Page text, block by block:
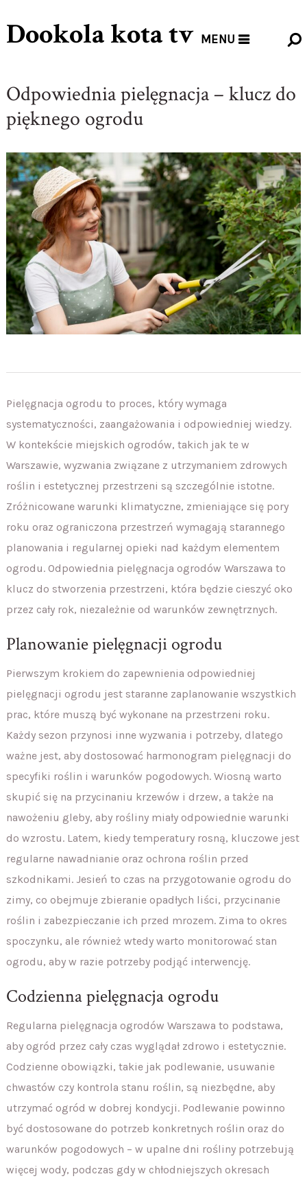
Dookola kota tv MENU
Odpowiednia pielęgnacja – klucz do
pięknego ogrodu
Pielęgnacja ogrodu to proces, który wymaga
systematyczności, zaangażowania i odpowiedniej wiedzy.
W kontekście miejskich ogrodów, takich jak te w
Warszawie, wyzwania związane z utrzymaniem zdrowych
roślin i estetycznej przestrzeni są szczególnie istotne.
Zróżnicowane warunki klimatyczne, zmieniające się pory
roku oraz ograniczona przestrzeń wymagają starannego
planowania i regularnej opieki nad każdym elementem
ogrodu. Odpowiednia pielęgnacja ogrodów Warszawa to
klucz do stworzenia przestrzeni, która będzie cieszyć oko
przez cały rok, niezależnie od warunków zewnętrznych.
Planowanie pielęgnacji ogrodu
Pierwszym krokiem do zapewnienia odpowiedniej
pielęgnacji ogrodu jest staranne zaplanowanie wszystkich
prac, które muszą być wykonane na przestrzeni roku.
Każdy sezon przynosi inne wyzwania i potrzeby, dlatego
ważne jest, aby dostosować harmonogram pielęgnacji do
specyfiki roślin i warunków pogodowych. Wiosną warto
skupić się na przycinaniu krzewów i drzew, a także na
nawożeniu gleby, aby rośliny miały odpowiednie warunki
do wzrostu. Latem, kiedy temperatury rosną, kluczowe jest
regularne nawadnianie oraz ochrona roślin przed
szkodnikami. Jesień to czas na przygotowanie ogrodu do
zimy, co obejmuje zbieranie opadłych liści, przycinanie
roślin i zabezpieczanie ich przed mrozem. Zima to okres
spoczynku, ale również wtedy warto monitorować stan
ogrodu, aby w razie potrzeby podjąć interwencję.
Codzienna pielęgnacja ogrodu
Regularna pielęgnacja ogrodów Warszawa to podstawa,
aby ogród przez cały czas wyglądał zdrowo i estetycznie.
Codzienne obowiązki, takie jak podlewanie, usuwanie
chwastów czy kontrola stanu roślin, są niezbędne, aby
utrzymać ogród w dobrej kondycji. Podlewanie powinno
być dostosowane do potrzeb konkretnych roślin oraz do
warunków pogodowych – w upalne dni rośliny potrzebują
więcej wody, podczas gdy w chłodniejszych okresach